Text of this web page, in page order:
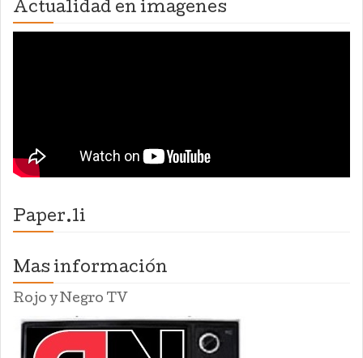
Actualidad en imagenes
Paper.li
Mas información
Rojo y Negro TV